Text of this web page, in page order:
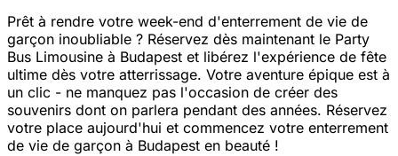
Prêt à rendre votre week-end d'enterrement de vie de
garçon inoubliable ? Réservez dès maintenant le Party
Bus Limousine à Budapest et libérez l'expérience de fête
ultime dès votre atterrissage. Votre aventure épique est à
un clic - ne manquez pas l'occasion de créer des
souvenirs dont on parlera pendant des années. Réservez
votre place aujourd'hui et commencez votre enterrement
de vie de garçon à Budapest en beauté !